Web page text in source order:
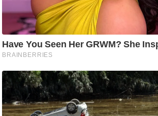
क्नॉ
लॉ
जी
ब्यू
टी
/
फै
श